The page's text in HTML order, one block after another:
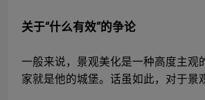
关于“什么有效”的争论
一般来说，景观美化是一种高度主
家就是他的城堡。话虽如此，对于景